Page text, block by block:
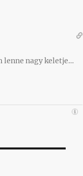
lenne nagy keletje…